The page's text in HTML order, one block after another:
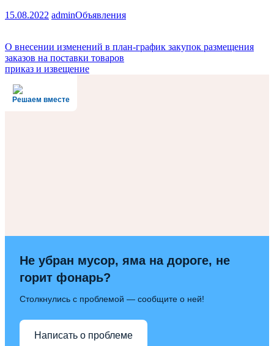
15.08.2022 adminОбъявления
Навигация
по
записям
О внесении изменений в план-график закупок размещения
заказов на поставки товаров
приказ и извещение
Решаем вместе
Не убран мусор, яма на дороге, не
горит фонарь?
Столкнулись с проблемой — сообщите о ней!
Написать о проблеме